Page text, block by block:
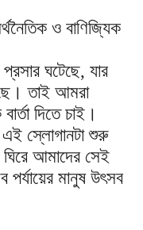
ও বাণিজ্যিক
প্রসার ঘটেছে, যার
তাই আমরা
দিতে চাই।
এই স্লোগানটা শুরু
আমাদের সেই
মানুষ উৎসব